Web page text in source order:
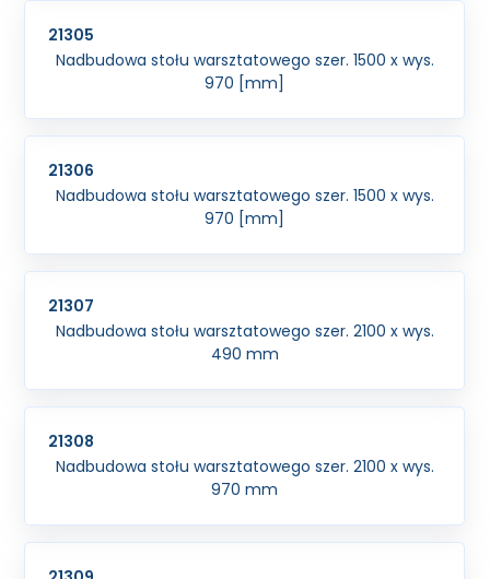
21305
Nadbudowa stołu warsztatowego szer. 1500 x wys.
970 [mm]
21306
Nadbudowa stołu warsztatowego szer. 1500 x wys.
970 [mm]
21307
Nadbudowa stołu warsztatowego szer. 2100 x wys.
490 mm
21308
Nadbudowa stołu warsztatowego szer. 2100 x wys.
970 mm